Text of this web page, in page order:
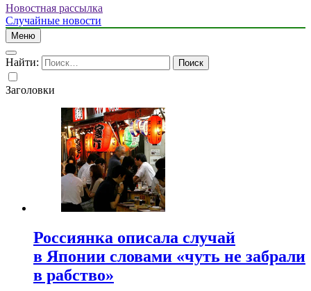
Новостная рассылка
Случайные новости
Меню
Найти:
Заголовки
Россиянка описала случай
в Японии словами «чуть не забрали
в рабство»